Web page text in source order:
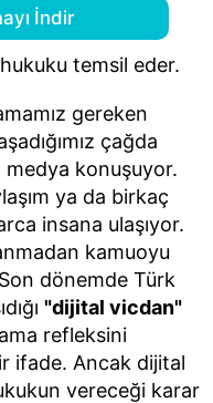
İndir
temsil eder.
gereken
çağda
konuşuyor.
ya da birkaç
insana ulaşıyor.
kamuoyu
dönemde Türk
"dijital vicdan"
refleksini
ifade. Ancak dijital
vereceği karar